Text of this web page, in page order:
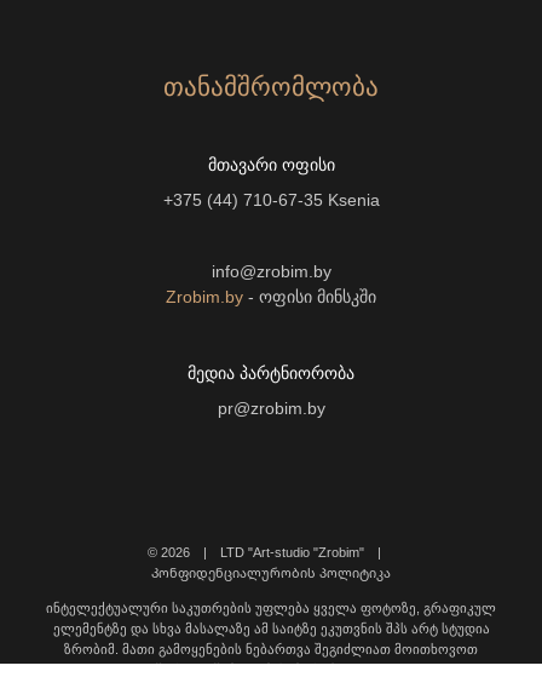
ᲗᲐᲜᲐᲛᲨᲠᲝᲛᲚᲝᲑᲐ
ᲛᲗᲐᲕᲐᲠᲘ ᲝᲤᲘᲡᲘ
+375 (44) 710-67-35 Ksenia
info@zrobim.by
Zrobim.by - ოფისი მინსკში
ᲛᲔᲓᲘᲐ ᲞᲐᲠᲢᲜᲘᲝᲠᲝᲑᲐ
pr@zrobim.by
© 2026 | LTD "Art-studio "Zrobim" |
Კონფიდენციალურობის პოლიტიკა
ინტელექტუალური საკუთრების უფლება ყველა ფოტოზე, გრაფიკულ
ელემენტზე და სხვა მასალაზე ამ საიტზე ეკუთვნის შპს არტ სტუდია
ზრობიმ. მათი გამოყენების ნებართვა შეგიძლიათ მოითხოვოთ